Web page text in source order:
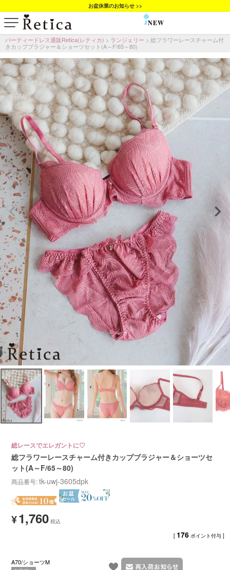
お盆休業のお知らせ >>
NEW
パーティードレス通販Retica(レティカ) ランジェリー
総フラワーレースチャーム付
きカップブラジャー＆ショーツセット(A～F/65～80)
総レースでエレガントに♡
総フラワーレースチャーム付きカップブラジャー＆ショーツセ
ット(A～F/65～80)
商品番号 tk-uwj-3605dpk
¥1,760
[ 176 ポイント付与 ]
A70/ショーツM